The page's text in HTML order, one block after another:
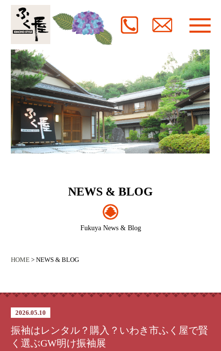
NEWS & BLOG
Fukuya News & Blog
HOME > NEWS & BLOG
2026.05.10
振袖はレンタル？購入？いわき市ふく屋で賢
く選ぶGW明け振袖展